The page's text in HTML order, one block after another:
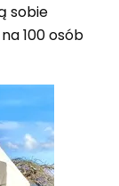
sobie
100 osób